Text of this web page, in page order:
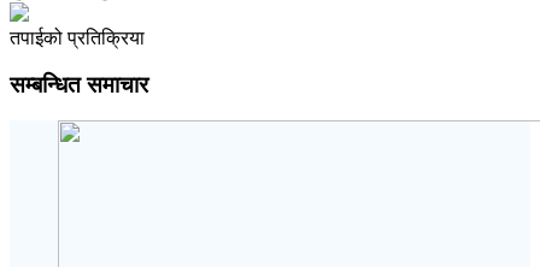
तपाईको प्रतिक्रिया
सम्बन्धित समाचार